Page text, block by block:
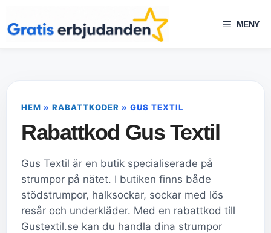
till
innehåll
MENY
HEM »RABATTKODER » GUS TEXTIL
Rabattkod Gus Textil
Gus Textil är en butik specialiserade på
strumpor på nätet. I butiken finns både
stödstrumpor, halksockar, sockar med lös
resår och underkläder. Med en rabattkod till
Gustextil.se kan du handla dina strumpor